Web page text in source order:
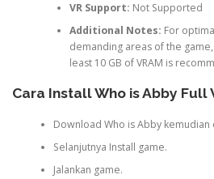
VR Support: Not Supported
Additional Notes: For
demanding areas of the
least 10 GB of VRAM is
Cara Install Who is Abby Full
Download Who is Abby kemudian
Selanjutnya Install game.
Jalankan game.